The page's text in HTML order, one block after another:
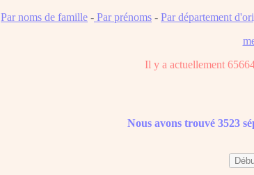
Par noms de famille - Par prénoms - Par département
Il y a actuellement
Nous avons trouvé 3523